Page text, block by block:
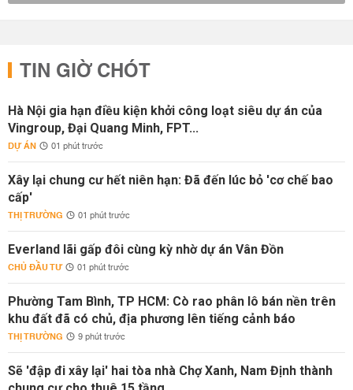
TIN GIỜ CHÓT
Hà Nội gia hạn điều kiện khởi công loạt siêu dự án của
Vingroup, Đại Quang Minh, FPT...
DỰ ÁN 01 phút trước
Xây lại chung cư hết niên hạn: Đã đến lúc bỏ 'cơ chế bao
cấp'
THỊ TRƯỜNG 01 phút trước
Everland lãi gấp đôi cùng kỳ nhờ dự án Vân Đồn
CHỦ ĐẦU TƯ 01 phút trước
Phường Tam Bình, TP HCM: Cò rao phân lô bán nền trên
khu đất đã có chủ, địa phương lên tiếng cảnh báo
THỊ TRƯỜNG 9 phút trước
Sẽ 'đập đi xây lại' hai tòa nhà Chợ Xanh, Nam Định thành